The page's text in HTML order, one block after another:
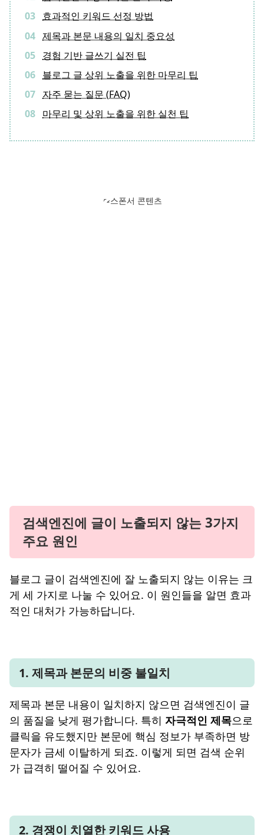
효과적인 키워드 선정 방법
제목과 본문 내용의 일치 중요성
경험 기반 글쓰기 실전 팁
블로그 글 상위 노출을 위한 마무리 팁
자주 묻는 질문 (FAQ)
마무리 및 상위 노출을 위한 실천 팁
스폰서 콘텐츠
검색엔진에 글이 노출되지 않는 3가지
주요 원인
블로그 글이 검색엔진에 잘 노출되지 않는 이유는 크
게 세 가지로 나눌 수 있어요. 이 원인들을 알면 효과
적인 대처가 가능하답니다.
1. 제목과 본문의 비중 불일치
제목과 본문 내용이 일치하지 않으면 검색엔진이 글
의 품질을 낮게 평가합니다. 특히 자극적인 제목으로
클릭을 유도했지만 본문에 핵심 정보가 부족하면 방
문자가 금세 이탈하게 되죠. 이렇게 되면 검색 순위
가 급격히 떨어질 수 있어요.
2. 경쟁이 치열한 키워드 사용